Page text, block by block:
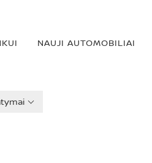
NAUJI AUTOMOBILIAI